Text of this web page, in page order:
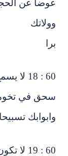
عن الحجارة
60 : 18 لا
في تخومك
تسبيحا
60 : 19 لا